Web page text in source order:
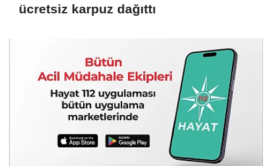
ücretsiz karpuz dağıttı